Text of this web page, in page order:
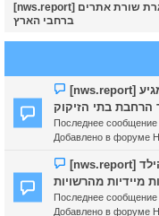
[nws.report] בשל המצב הביטחוני: רשות הטבע והגנים סוגרת שורת אתרים
ברחבי הארץ
Н
о
с
о
о
б
[nws.report] הבוקר בבג"ץ: המאבק על עתיד מפרץ חיפה מגיע
הרחבת בתי הזיקוק
Последнее сообщение
Добавлено в форуме
Н
о
[nws.report] החינוך בקריית מוצקין: יו"ר הוועדה לזכויות הילד
מיידיות מהרשויות
Последнее сообщение
Добавлено в форуме